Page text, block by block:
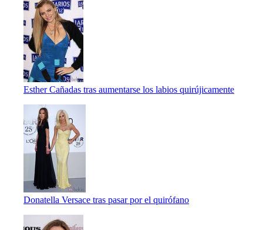
Esther Cañadas tras aumentarse los labios quirújicamente
Donatella Versace tras pasar por el quirófano